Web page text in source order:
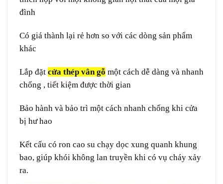
đình
Có giá thành lại rẻ hơn so với các dòng sản phẩm
khác
Lắp đặt cửa thép vân gỗ một cách dễ dàng và nhanh
chống , tiết kiệm được thời gian
Bảo hành và bảo trì một cách nhanh chống khi cửa
bị hư hao
Kết cấu có ron cao su chạy dọc xung quanh khung
bao, giúp khói không lan truyền khi có vụ cháy xảy
ra.